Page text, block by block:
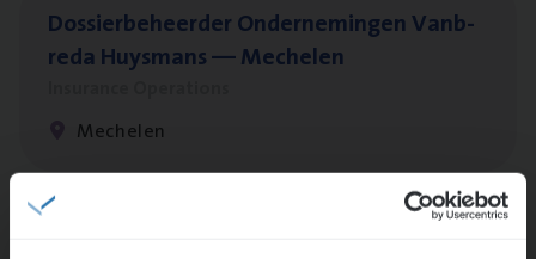
Dos­sier­be­heer­der Onder­ne­min­gen Van­b­
re­da Huys­mans — Mechelen
Mechelen